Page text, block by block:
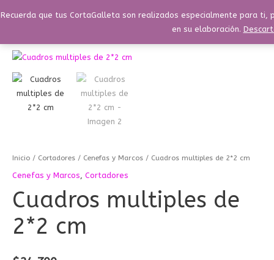
Recuerda que tus CortaGalleta son realizados especialmente para
en su elaboración.
al
Menú
Menú
Buscar
Inicio / Cortadores / Cenefas y Marcos / Cuadros multiples de 2*2 cm
Cenefas y Marcos Cortadores
Cuadros multiples de
2*2 cm
Cuadros
multiples
2*2
cm
cantidad